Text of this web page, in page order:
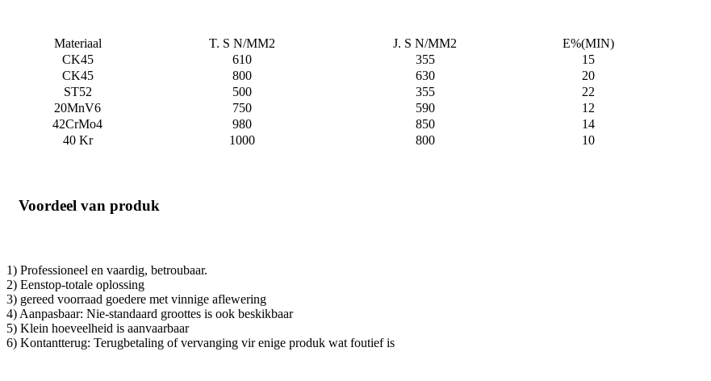
Materiaal T. S N/MM2 J. S N/MM2 E%(MIN)
CK45
610 355 15
CK45
800 630 20
ST52
500 355 22
20MnV6
750 590 12
42CrMo4
980 850 14
40 Kr
1000 800 10
Voordeel van produk
1) Professioneel en vaardig, betroubaar.
2) Eenstop-totale oplossing
3) gereed voorraad goedere met vinnige aflewering
4) Aanpasbaar: Nie-standaard groottes is ook beskikbaar
5) Klein hoeveelheid is aanvaarbaar
6) Kontantterug: Terugbetaling of vervanging vir enige produk wat foutief is